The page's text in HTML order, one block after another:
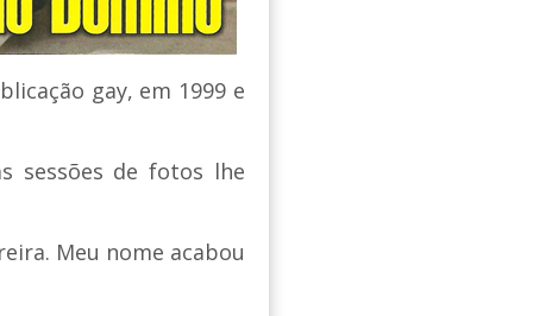
gay, em 1999 e
sessões de fotos lhe
Meu nome acabou